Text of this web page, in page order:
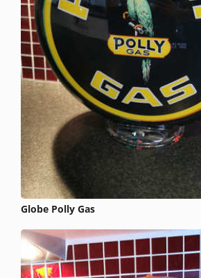
Globe Polly Gas